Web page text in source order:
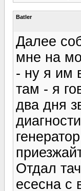
Batler
Далее
мне на
- ну я им
там - я
два дня
Отдал
есесна с